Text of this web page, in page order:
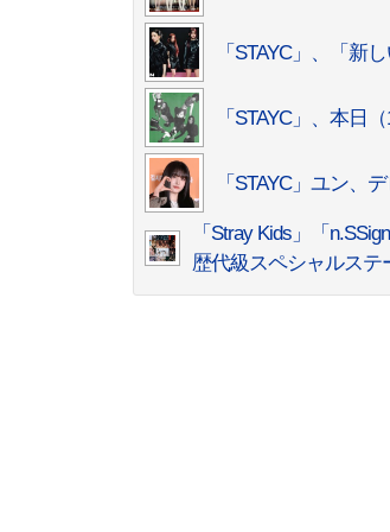
「STAYC」、「新
「STAYC」、本日
「STAYC」ユン、
「Stray Kids」「
歴代級スペシャルス